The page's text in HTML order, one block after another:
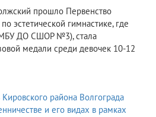
прошло Первенство
эстетической гимнастике, где
ДО СШОР №3), стала
медали среди девочек 10-12